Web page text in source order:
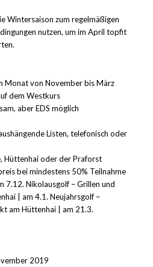
Wintersaison zum regelmäßigen
nutzen, um im April topfit
Monat von November bis März
dem Westkurs
aber EDS möglich
Listen, telefonisch oder
Hüttenhai oder der Praforst
bei mindestens 50% Teilnahme
7.12. Nikolausgolf – Grillen und
| am 4.1. Neujahrsgolf –
am Hüttenhai | am 21.3.
2019